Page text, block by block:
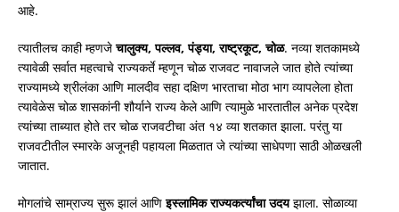
आहे.
त्यातीलच काही म्हणजेचालुक्य, पल्लव, पंड्या, राष्ट्रकूट, चोळ. नव्या शतकामध्ये
त्यावेळी सर्वात महत्वाचे राज्यकर्ते म्हणून चोळ राजवट नावाजले जात होते त्यांच्या
राज्यामध्ये श्रीलंका आणि मालदीव सहा दक्षिण भारताचा मोठा भाग व्यापलेला होता
त्यावेळेस चोळ शासकांनी शौर्याने राज्य केले आणि त्यामुळे भारतातील अनेक प्रदेश
त्यांच्या ताब्यात होते तर चोळ राजवटीचा अंत १४ व्या शतकात झाला. परंतु या
राजवटीतील स्मारके अजूनही पहायला मिळतात जे त्यांच्या साधेपणा साठी ओळखली
जातात.
मोगलांचे साम्राज्य सुरू झालं आणिइस्लामिकराज्यकर्त्यांचा उदयझाला. सोळाव्या